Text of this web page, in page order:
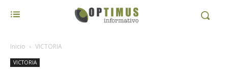
Inicio VICTORIA
VICTORIA